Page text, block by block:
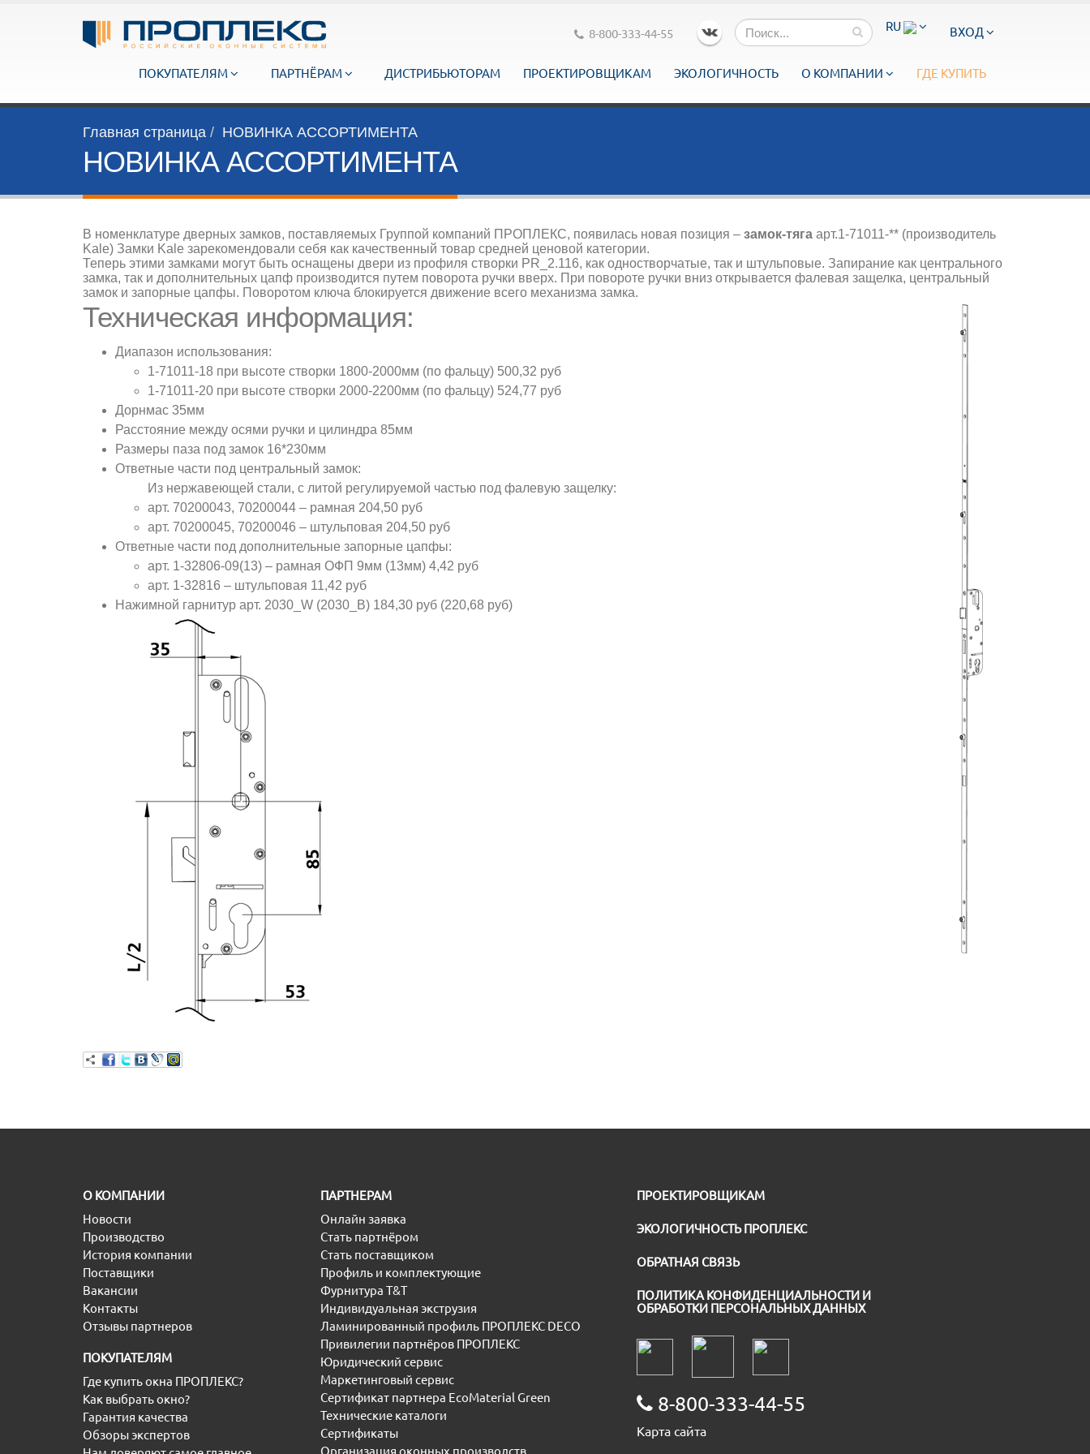
RU ВХОД
8-800-333-44-55
ПОКУПАТЕЛЯМ ПАРТНЁРАМ ДИСТРИБЬЮТОРАМ ПРОЕКТИРОВЩИКАМ ЭКОЛОГИЧНОСТЬ О КОМПАНИИ ГДЕ КУПИТЬ
Главная страница НОВИНКА АССОРТИМЕНТА
НОВИНКА АССОРТИМЕНТА
В номенклатуре дверных замков, поставляемых Группой компаний ПРОПЛЕКС, появилась новая позиция – замок-тяга арт.1-71011-** (производитель
Kale) Замки Kale зарекомендовали себя как качественный товар средней ценовой категории.
Теперь этими замками могут быть оснащены двери из профиля створки PR_2.116, как одностворчатые, так и штульповые. Запирание как центрального
замка, так и дополнительных цапф производится путем поворота ручки вверх. При повороте ручки вниз открывается фалевая защелка, центральный
замок и запорные цапфы. Поворотом ключа блокируется движение всего механизма замка.
Техническая информация:
Диапазон использования:
1-71011-18 при высоте створки 1800-2000мм (по фальцу) 500,32 руб
1-71011-20 при высоте створки 2000-2200мм (по фальцу) 524,77 руб
Дорнмас 35мм
Расстояние между осями ручки и цилиндра 85мм
Размеры паза под замок 16*230мм
Ответные части под центральный замок:
Из нержавеющей стали, с литой регулируемой частью под фалевую защелку:
арт. 70200043, 70200044 – рамная 204,50 руб
арт. 70200045, 70200046 – штульповая 204,50 руб
Ответные части под дополнительные запорные цапфы:
арт. 1-32806-09(13) – рамная ОФП 9мм (13мм) 4,42 руб
арт. 1-32816 – штульповая 11,42 руб
Нажимной гарнитур арт. 2030_W (2030_B) 184,30 руб (220,68 руб)
O КОМПАНИИ
Новости
Производство
История компании
Поставщики
Вакансии
Контакты
Отзывы партнеров
ПОКУПАТЕЛЯМ
Где купить окна ПРОПЛЕКС?
Как выбрать окно?
Гарантия качества
Обзоры экспертов
ПАРТНЕРАМ
Онлайн заявка
Стать партнёром
Стать поставщиком
Профиль и комплектующие
Фурнитура T&T
Индивидуальная экструзия
Ламинированный профиль ПРОПЛЕКС DECO
Привилегии партнёров ПРОПЛЕКС
Юридический сервис
Маркетинговый сервис
Сертификат партнера EcoMaterial Green
Технические каталоги
Сертификаты
Организация оконных производств
ПРОЕКТИРОВЩИКАМ
ЭКОЛОГИЧНОСТЬ ПРОПЛЕКС
ОБРАТНАЯ СВЯЗЬ
ПОЛИТИКА КОНФИДЕНЦИАЛЬНОСТИ И
ОБРАБОТКИ ПЕРСОНАЛЬНЫХ ДАННЫХ
8-800-333-44-55
Карта сайта